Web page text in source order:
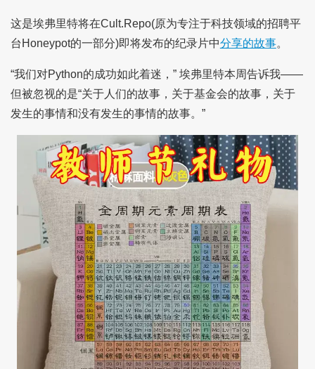
这是埃弗里特将在Cult.Repo(原为专注于科技领域的招聘平
台Honeypot的一部分)即将发布的纪录片中分享的故事。
“我们对Python的成功如此着迷，” 埃弗里特本周告诉我——
但被忽视的是“关于人们的故事，关于基金会的故事，关于
发生的事情和没有发生的事情的故事。”